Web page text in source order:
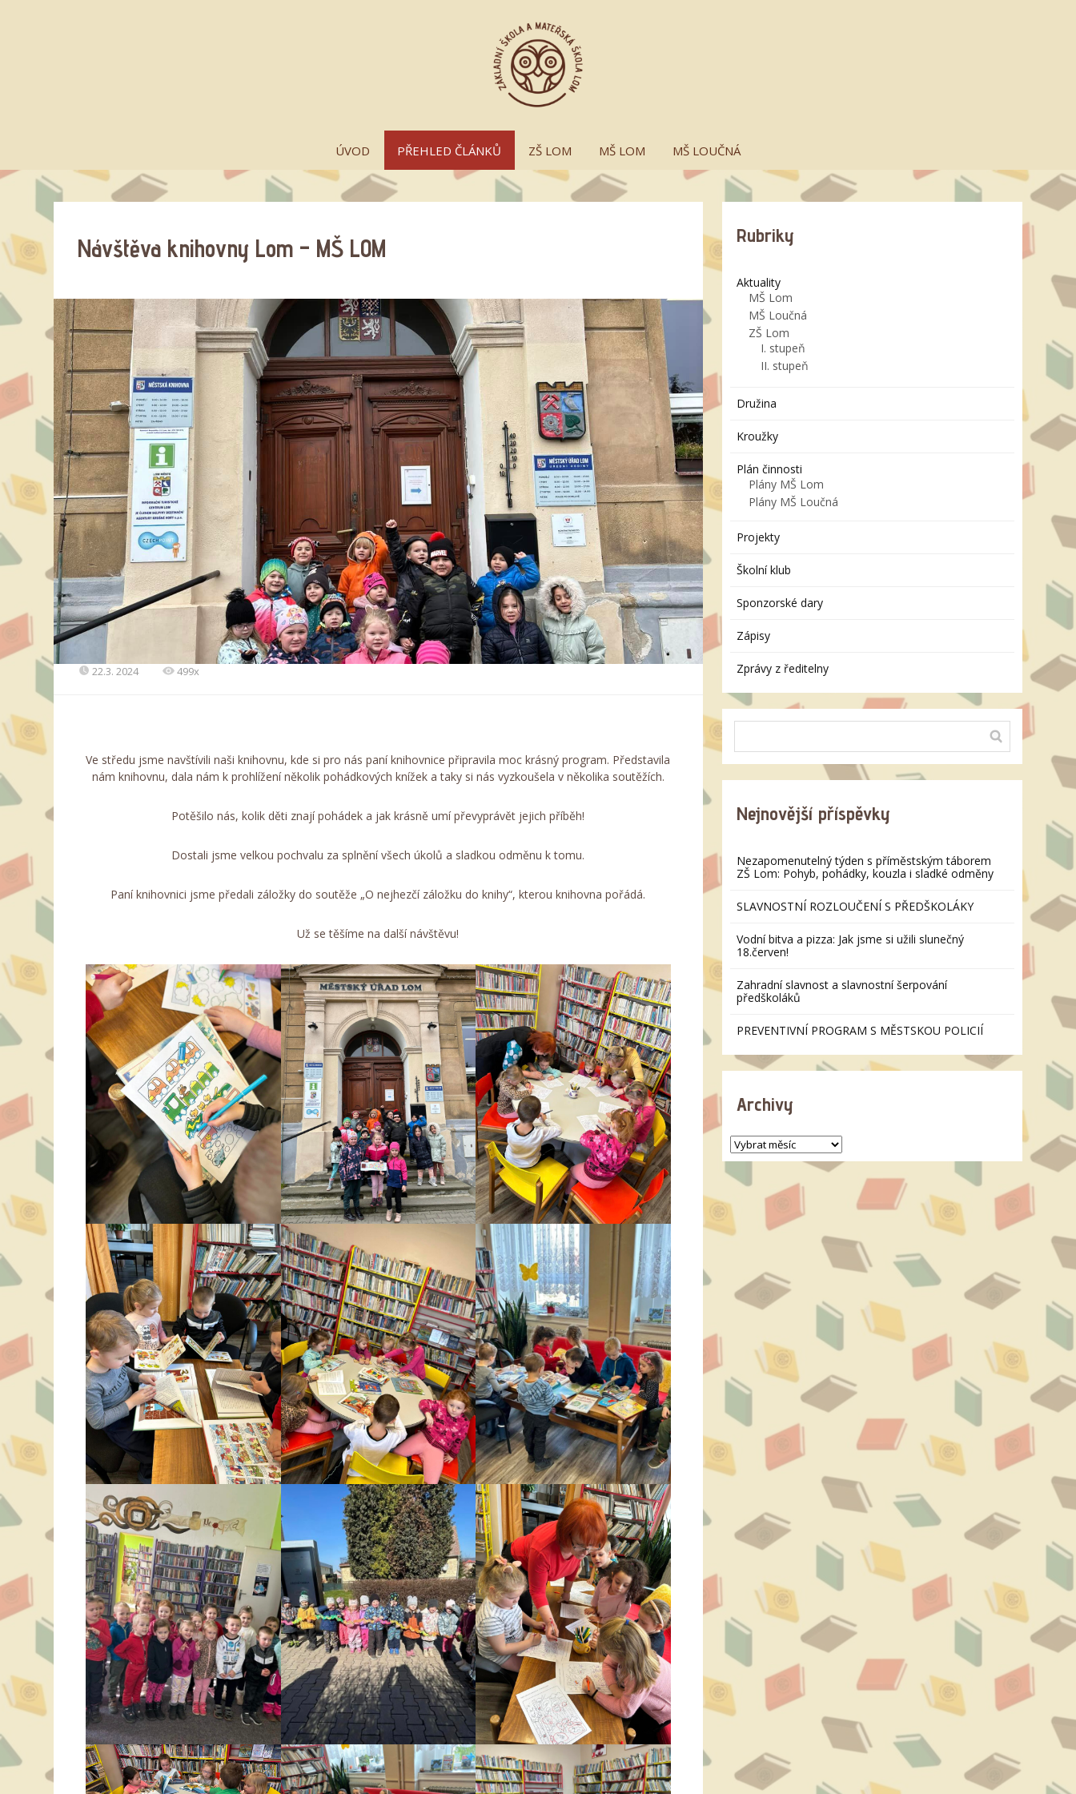
ÚVOD PŘEHLED ČLÁNKŮ ZŠ LOM MŠ LOM MŠ LOUČNÁ
Návštěva knihovny Lom – MŠ LOM
22.3. 2024 499x
Ve středu jsme navštívili naši knihovnu, kde si pro nás paní knihovnice připravila moc krásný program. Představila
nám knihovnu, dala nám k prohlížení několik pohádkových knížek a taky si nás vyzkoušela v několika soutěžích.
Potěšilo nás, kolik děti znají pohádek a jak krásně umí převyprávět jejich příběh!
Dostali jsme velkou pochvalu za splnění všech úkolů a sladkou odměnu k tomu.
Paní knihovnici jsme předali záložky do soutěže „O nejhezčí záložku do knihy“, kterou knihovna pořádá.
Už se těšíme na další návštěvu!
Rubriky
Aktuality
MŠ Lom
MŠ Loučná
ZŠ Lom
I. stupeň
II. stupeň
Družina
Kroužky
Plán činnosti
Plány MŠ Lom
Plány MŠ Loučná
Projekty
Školní klub
Sponzorské dary
Zápisy
Zprávy z ředitelny
Nejnovější příspěvky
Nezapomenutelný týden s příměstským táborem
ZŠ Lom: Pohyb, pohádky, kouzla i sladké odměny
SLAVNOSTNÍ ROZLOUČENÍ S PŘEDŠKOLÁKY
Vodní bitva a pizza: Jak jsme si užili slunečný
18.červen!
Zahradní slavnost a slavnostní šerpování
předškoláků
PREVENTIVNÍ PROGRAM S MĚSTSKOU POLICIÍ
Archivy